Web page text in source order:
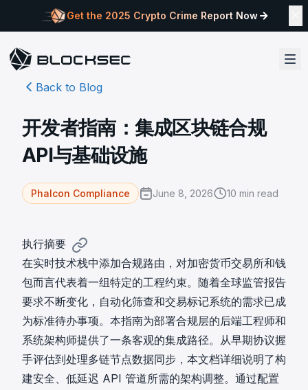
Get the 2025 Crypto Crime Report Now
Back to Blog
开发者指南：集成区块链合规
API与基础设施
Phalcon Compliance June 8, 2026 10 min read
执行摘要
在实时技术栈中添加合规路由，对加密货币交易所和钱
包而言代表着一组特定的工程约束。随着全球监管报告
要求不断变化， 自动化筛查和交易标记系统的需求已成
为标准待办事项。本指南为部署合规层的后端工程师和
系统架构师提供了一条客观的集成路径。从早期协议握
手评估到处理多链节点数据同步，本文档详细说明了构
建安全、低延迟 API 管道所需的架构调整。通过配置